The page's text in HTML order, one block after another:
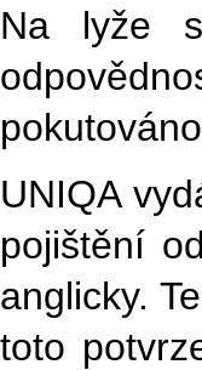
Na lyže
UNIQA
pojištění
anglicky.
toto